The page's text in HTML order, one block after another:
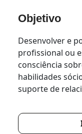
Objetivo
Desenvolver e
profissional ou
consciência
habilidades
suporte de